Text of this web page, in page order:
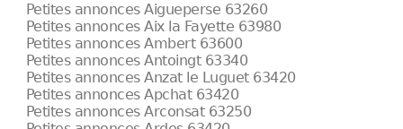
Petites annonces Aigueperse 63260
Petites annonces Aix la Fayette 63980
Petites annonces Ambert 63600
Petites annonces Antoingt 63340
Petites annonces Anzat le Luguet 63420
Petites annonces Apchat 63420
Petites annonces Arconsat 63250